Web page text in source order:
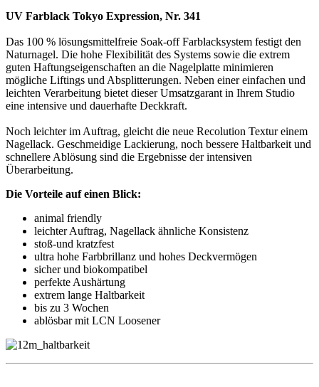
UV Farblack Tokyo Expression, Nr. 341
Das 100 % lösungsmittelfreie Soak-off Farblacksystem festigt den
Naturnagel. Die hohe Flexibilität des Systems sowie die extrem
guten Haftungseigenschaften an die Nagelplatte minimieren
mögliche Liftings und Absplitterungen. Neben einer einfachen und
leichten Verarbeitung bietet dieser Umsatzgarant in Ihrem Studio
eine intensive und dauerhafte Deckkraft.
Noch leichter im Auftrag, gleicht die neue Recolution Textur einem
Nagellack. Geschmeidige Lackierung, noch bessere Haltbarkeit und
schnellere Ablösung sind die Ergebnisse der intensiven
Überarbeitung.
Die Vorteile auf einen Blick:
animal friendly
leichter Auftrag, Nagellack ähnliche Konsistenz
stoß-und kratzfest
ultra hohe Farbbrillanz und hohes Deckvermögen
sicher und biokompatibel
perfekte Aushärtung
extrem lange Haltbarkeit
bis zu 3 Wochen
ablösbar mit LCN Loosener